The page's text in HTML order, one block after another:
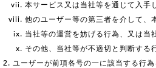
本サービス又は当社等を通じて入手
他のユーザー等の第三者を介して、
当社等の運営を妨げる行為、又は当
その他、当社等が不適切と判断する
ユーザーが前項各号の一に該当する行